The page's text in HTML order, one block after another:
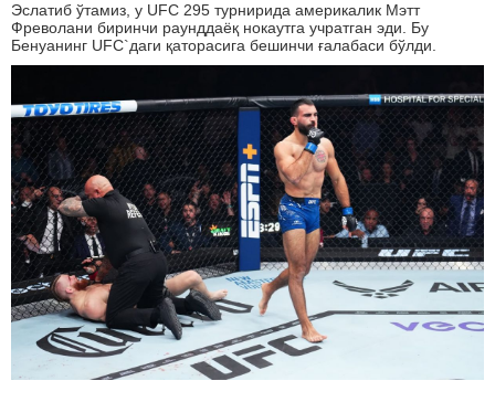
Эслатиб ўтамиз, у UFC 295 турнирида америкалик Мэтт
Фреволани биринчи раунддаёқ нокаутга учратган эди. Бу
Бенуанинг UFC`даги қаторасига бешинчи ғалабаси бўлди.